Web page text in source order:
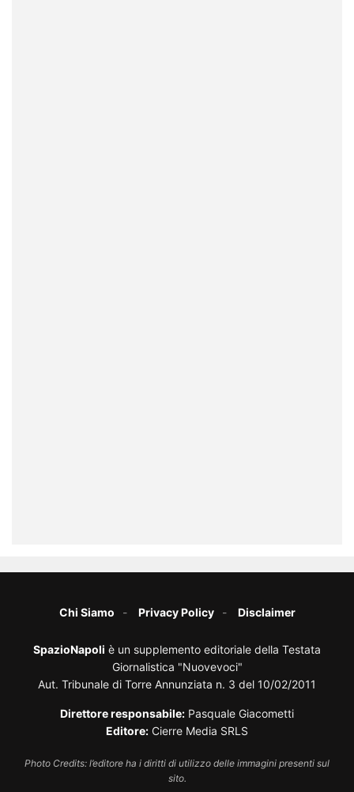
Chi Siamo Privacy Policy Disclaimer
SpazioNapoli è un supplemento editoriale della Testata
Giornalistica "Nuovevoci"
Aut. Tribunale di Torre Annunziata n. 3 del 10/02/2011
Direttore responsabile: Pasquale Giacometti
Editore: Cierre Media SRLS
Photo Credits: l’editore ha i diritti di utilizzo delle immagini presenti sul
sito.